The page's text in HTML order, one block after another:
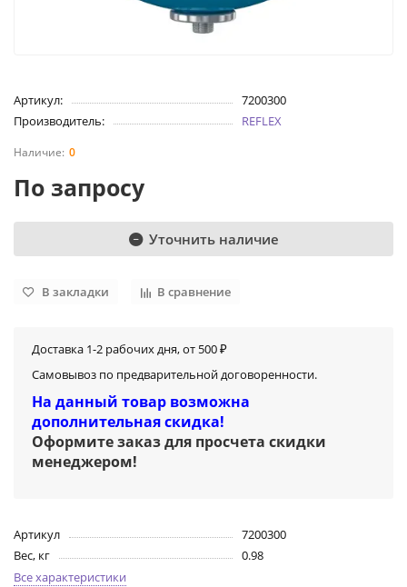
Артикул:
7200300
Производитель:
REFLEX
0
По запросу
Уточнить наличие
В закладки В сравнение
Доставка 1-2 рабочих дня, от 500 ₽
Самовывоз по предварительной договоренности.
На данный товар возможна
дополнительная скидка!
Оформите заказ для просчета скидки
менеджером!
Артикул
7200300
Вес, кг
0.98
Все характеристики